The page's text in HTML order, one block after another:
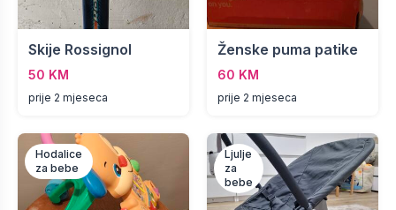
Skije Rossignol
50 KM
prije 2 mjeseca
Ženske puma patike
60 KM
prije 2 mjeseca
Hodalice
za bebe
Ljulje
za
bebe